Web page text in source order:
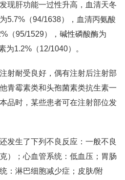
现肝功能一过性升高，血清天冬
5.7%（94/1638），血清丙氨酸
（95/1529），碱性磷酸酶为
为1.2%（12/1040）。
射耐受良好，偶有注射后注射部
青霉素类和头孢菌素类抗生素一
品时，某些患者可在注射部位发
发生了下列不良反应：一般不良
）；心血管系统：低血压；胃肠
：淋巴细胞减少症；皮肤/附